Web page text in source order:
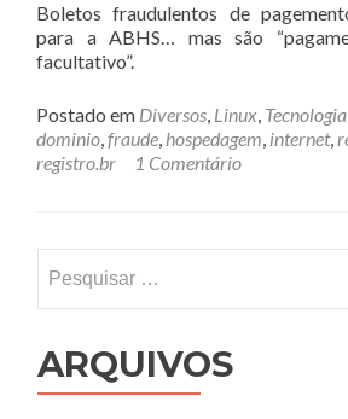
Boletos fraudulentos de
para a ABHS… mas são
facultativo”.
Postado em Diversos, Linux, Tecnologia
dominio,fraude, hospedagem, internet,
registro.br
1 Comentário
por:
ARQUIVOS